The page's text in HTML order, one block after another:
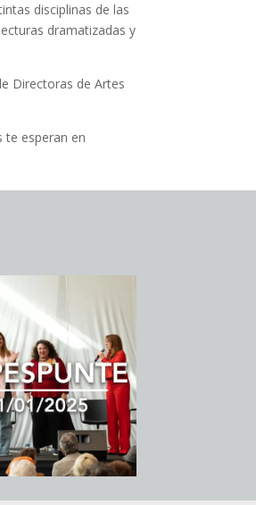
disciplinas de las
dramatizadas y
Directoras de Artes
te esperan en